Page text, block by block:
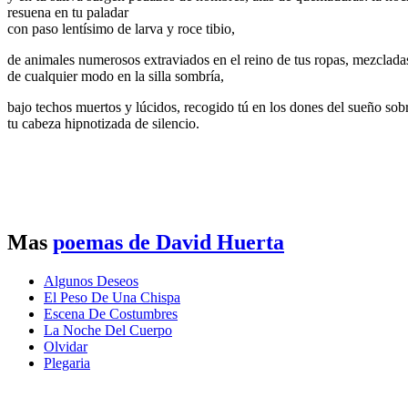
resuena en tu paladar
con paso lentísimo de larva y roce tibio,
de animales numerosos extraviados en el reino de tus ropas,
de cualquier modo en la silla sombría,
bajo techos muertos y lúcidos, recogido tú en los dones del sueño
tu cabeza hipnotizada de silencio.
Mas poemas de David Huerta
Algunos Deseos
El Peso De Una Chispa
Escena De Costumbres
La Noche Del Cuerpo
Olvidar
Plegaria